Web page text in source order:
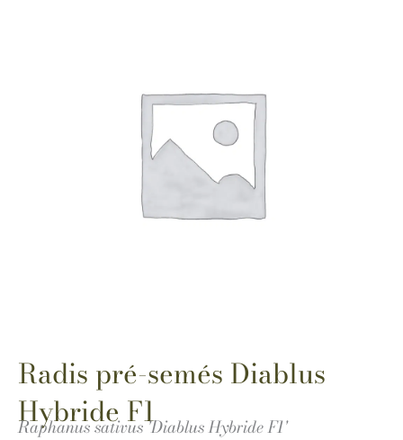
Radis pré-semés Diablus
Hybride F1
Raphanus sativus 'Diablus Hybride F1'